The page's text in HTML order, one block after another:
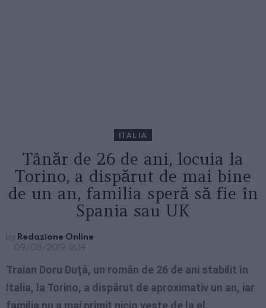
ITALIA
Tânăr de 26 de ani, locuia la
Torino, a dispărut de mai bine
de un an, familia speră să fie în
Spania sau UK
by Redazione Online
09/08/2019, 16:14
Traian Doru Duţă, un român de 26 de ani stabilit în
Italia, la Torino, a dispărut de aproximativ un an, iar